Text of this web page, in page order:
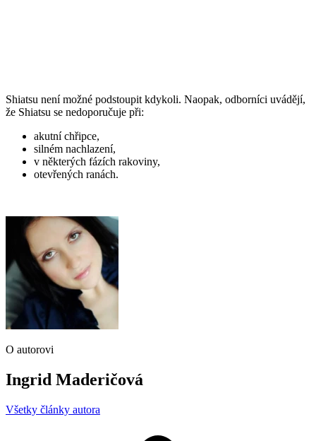
Shiatsu není možné podstoupit kdykoli. Naopak, odborníci uvádějí,
že Shiatsu se nedoporučuje při:
akutní chřipce,
silném nachlazení,
v některých fázích rakoviny,
otevřených ranách.
O autorovi
Ingrid Maderičová
Všetky články autora